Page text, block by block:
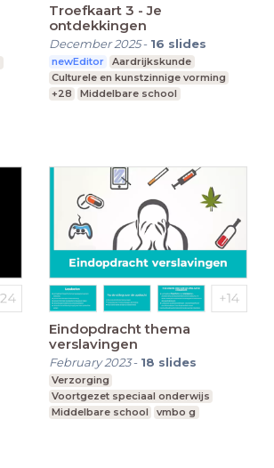
Troefkaart 3 - Je
ontdekkingen
December 2025- 16 slides
newEditor
Aardrijkskunde
Culturele en kunstzinnige vorming
+28
Middelbare school
Eindopdracht thema
verslavingen
February 2023- 18 slides
Verzorging
Voortgezet speciaal onderwijs
Middelbare school
vmbo g